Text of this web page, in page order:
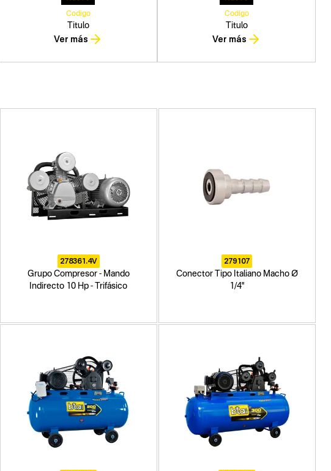
Titulo
Codigo
Ver más
Titulo
Codigo
Ver más
278361.4V
Grupo Compresor - Mando
Indirecto 10 Hp - Trifásico
279107
Conector Tipo Italiano Macho Ø
1/4"